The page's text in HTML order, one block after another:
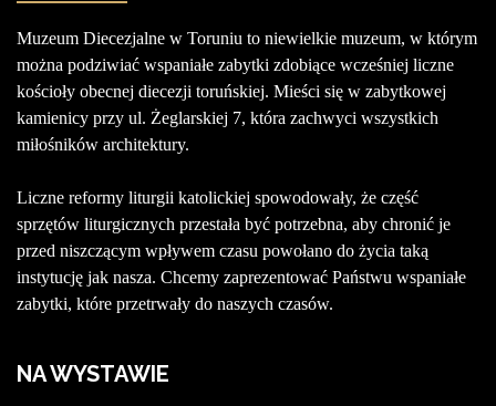
Muzeum Diecezjalne w Toruniu to niewielkie muzeum, w którym
można podziwiać wspaniałe zabytki zdobiące wcześniej liczne
kościoły obecnej diecezji toruńskiej. Mieści się w zabytkowej
kamienicy przy ul. Żeglarskiej 7, która zachwyci wszystkich
miłośników architektury.
Liczne reformy liturgii katolickiej spowodowały, że część
sprzętów liturgicznych przestała być potrzebna, aby chronić je
przed niszczącym wpływem czasu powołano do życia taką
instytucję jak nasza. Chcemy zaprezentować Państwu wspaniałe
zabytki, które przetrwały do naszych czasów.
NA WYSTAWIE